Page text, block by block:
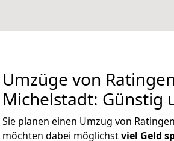
Umzüge von
Michelstadt: Günstig
Sie planen einen Umzug von
möchten dabei möglichstviel Geld